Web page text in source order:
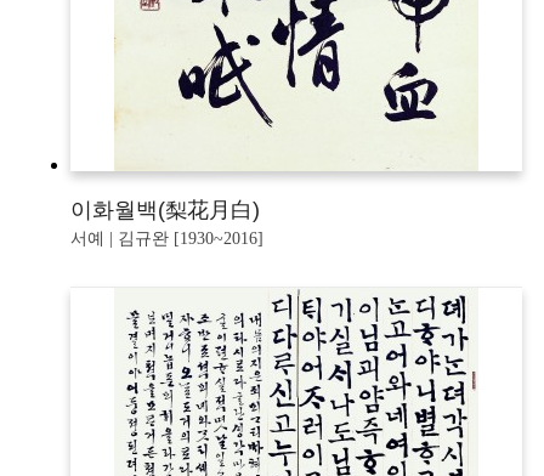
이화월백(梨花月白)
서예 | 김규완 [1930~2016]